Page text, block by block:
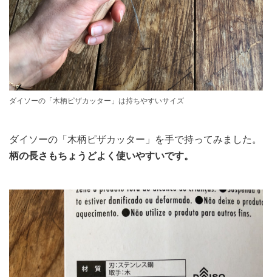
ダイソーの「木柄ピザカッター」は持ちやすいサイズ
ダイソーの「木柄ピザカッター」を手で持ってみました。
柄の長さもちょうどよく使いやすいです。